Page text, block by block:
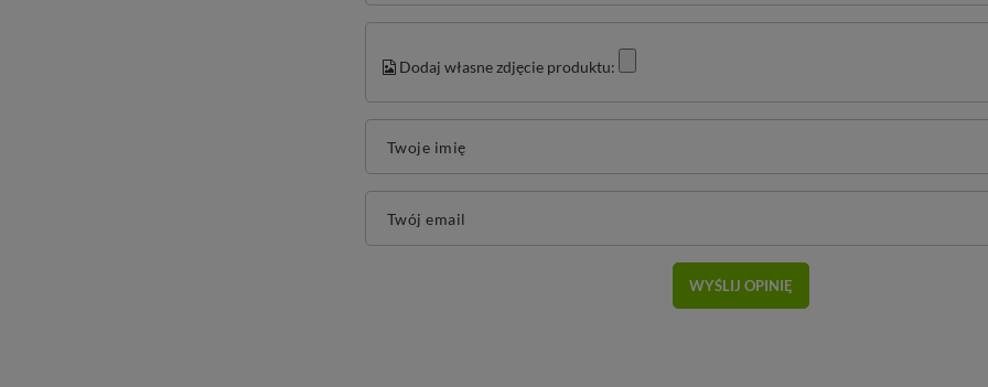
Dodaj własne zdjęcie produktu:
Twoje imię
Twój email
WYŚLIJ OPINIĘ